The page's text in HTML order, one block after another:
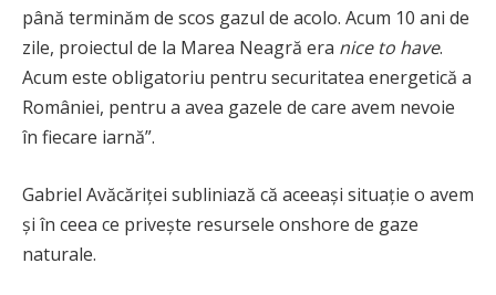
până terminăm de scos gazul de acolo. Acum 10 ani de
zile, proiectul de la Marea Neagră era nice to have.
Acum este obligatoriu pentru securitatea energetică a
României, pentru a avea gazele de care avem nevoie
în fiecare iarnă”.
Gabriel Avăcăriței subliniază că aceeași situație o avem
și în ceea ce privește resursele onshore de gaze
naturale.